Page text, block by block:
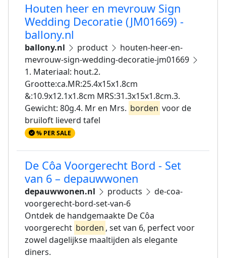
Houten heer en mevrouw Sign
Wedding Decoratie (JM01669) -
ballony.nl
ballony.nl product
houten-heer-en-
mevrouw-sign-wedding-decoratie-jm01669
1. Materiaal: hout.2.
Grootte:ca.MR:25.4x15x1.8cm
&:10.9x12.1x1.8cm MRS:31.3x15x1.8cm.3.
Gewicht: 80g.4. Mr en Mrs. borden voor de
bruiloft lieverd tafel
% PER SALE
De Côa Voorgerecht Bord - Set
van 6 – depauwwonen
depauwwonen.nl products
de-coa-
voorgerecht-bord-set-van-6
Ontdek de handgemaakte De Côa
voorgerecht borden , set van 6, perfect voor
zowel dagelijkse maaltijden als elegante
diners.